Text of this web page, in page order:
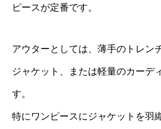
ピースが定番です。
アウターとしては、薄手のトレン
ジャケット、または軽量のカーデ
す。
特にワンピースにジャケットを羽